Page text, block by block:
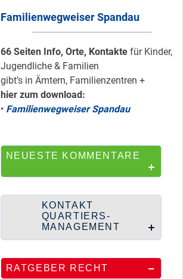
Familienwegweiser Spandau
66 Seiten Info, Orte, Kontakte für Kinder,
Jugendliche & Familien
gibt’s in Ämtern, Familienzentren +
hier zum download:
• Familienwegweiser Spandau
NEUESTE KOMMENTARE
KONTAKT
QUARTIERS-
MANAGEMENT
RATGEBER RECHT
Lokale Register-
Anlaufstelle in
Staaken
Silber für
Bildungsnetz
HipHop-Video: Das
ist Mein Viertel!
Mit Mieter-Kohle
auf Senats-Kohle